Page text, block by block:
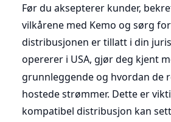
Før du aksepterer kunder,
vilkårene med Kemo og sørg
distribusjonen er tillatt i din
opererer i USA, gjør deg kjent
grunnleggende og hvordan de
hostede strømmer. Dette er
kompatibel distribusjon kan